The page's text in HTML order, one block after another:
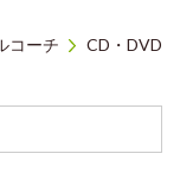
コーチ CD・DVD